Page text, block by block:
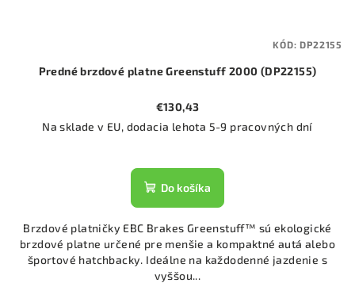
Predné brzdové platne Greenstuff 2000 (DP22155)
€130,43
Na sklade v EU, dodacia lehota 5-9 pracovných dní
Do košíka
Brzdové platničky EBC Brakes Greenstuff™ sú ekologické
brzdové platne určené pre menšie a kompaktné autá alebo
športové hatchbacky. Ideálne na každodenné jazdenie s
vyššou...
KÓD:DP22155